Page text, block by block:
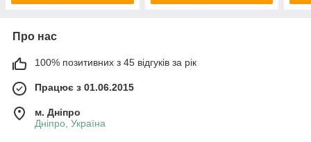
Про нас
100% позитивних з 45 відгуків за рік
Працює з 01.06.2015
м. Дніпро
Дніпро, Україна